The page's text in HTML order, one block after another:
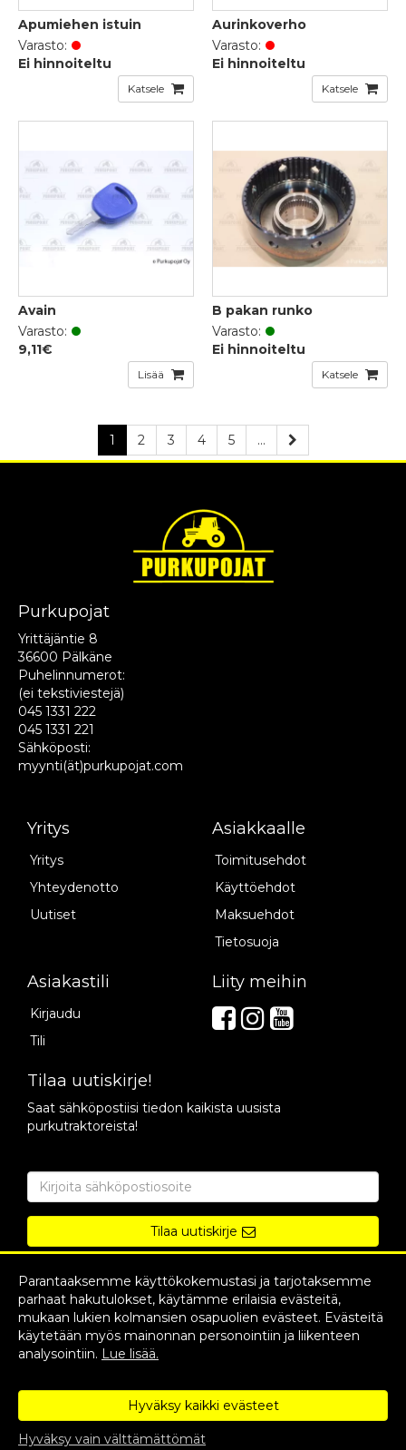
Parantaaksemme käyttökokemustasi ja tarjotaksemme
parhaat hakutulokset, käytämme erilaisia evästeitä,
mukaan lukien kolmansien osapuolien evästeet. Evästeitä
käytetään myös mainonnan personointiin ja liikenteen
analysointiin. Lue lisää.
Hyväksy kaikki evästeet
Hyväksy vain välttämättömät
Apumiehen istuin
Varasto:
Ei hinnoiteltu
Katsele
Aurinkoverho
Varasto:
Ei hinnoiteltu
Katsele
Avain
Varasto:
9,11€
Lisää
B pakan runko
Varasto:
Ei hinnoiteltu
Katsele
1 2 3 4 5 ...
Purkupojat
Yrittäjäntie 8
36600 Pälkäne
Puhelinnumerot:
(ei tekstiviestejä)
045 1331 222
045 1331 221
Sähköposti:
myynti(ät)purkupojat.com
Yritys
Yritys
Yhteydenotto
Uutiset
Asiakkaalle
Toimitusehdot
Käyttöehdot
Maksuehdot
Tietosuoja
Asiakastili
Kirjaudu
Tili
Liity meihin
Tilaa uutiskirje!
Saat sähköpostiisi tiedon kaikista uusista
purkutraktoreista!
Tilaa uutiskirje
Copyright © 2026 Purkupojat. Kaikki oikeudet pidätetään.
Evolution Solutions -verkkokaupparatkaisu